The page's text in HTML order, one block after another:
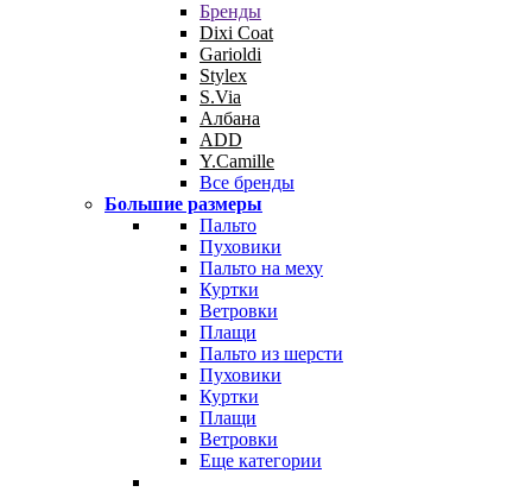
Бренды
Dixi Coat
Garioldi
Stylex
S.Via
Албана
ADD
Y.Camille
Все бренды
Большие размеры
Пальто
Пуховики
Пальто на меху
Куртки
Ветровки
Плащи
Пальто из шерсти
Пуховики
Куртки
Плащи
Ветровки
Еще категории